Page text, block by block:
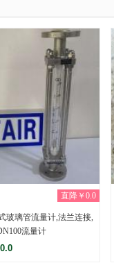
直降￥0.0
玻璃管流量计,法兰连接,
流量计